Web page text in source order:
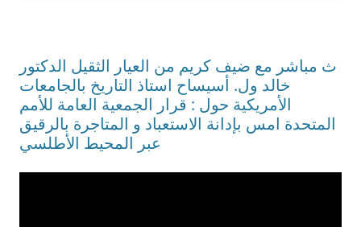
ث مباشر مع ضيف كريم من العيار الثقيل الدكتور
خالد ول. أسيساح استاذ التاريخ بالجامعات
الأمريكية حول : قرار الجمعية العامة للأمم
المتحدة امس بإدانة الاستعباد و المتاجرة بالرقيق
عبر المحيط الأطلسي